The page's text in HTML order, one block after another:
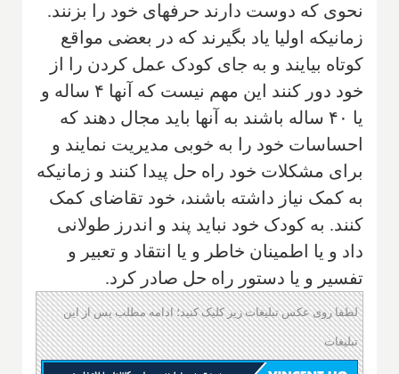
نحوی که دوست دارند حرفهای خود را بزنند.
زمانیکه اولیا یاد بگیرند که در بعضی مواقع
کوتاه بیایند و به جای کودک عمل کردن را از
خود دور کنند این مهم نیست که آنها ۴ ساله و
یا ۴۰ ساله باشند به آنها باید مجال دهند که
احساسات خود را به خوبی مدیریت نمایند و
برای مشکلات خود راه ‌حل پیدا کنند و زمانیکه
به کمک نیاز داشته باشند، خود تقاضای کمک
کنند. به کودک خود نباید پند‌ و اندرز طولانی
داد و یا اطمینان خاطر و یا انتقاد و تعبیر و
تفسیر و یا دستور راه حل صادر کرد‌.
لطفا روی عکس تبلیغات زیر کلیک کنید؛ ادامه مطلب پس از این
تبلیغات